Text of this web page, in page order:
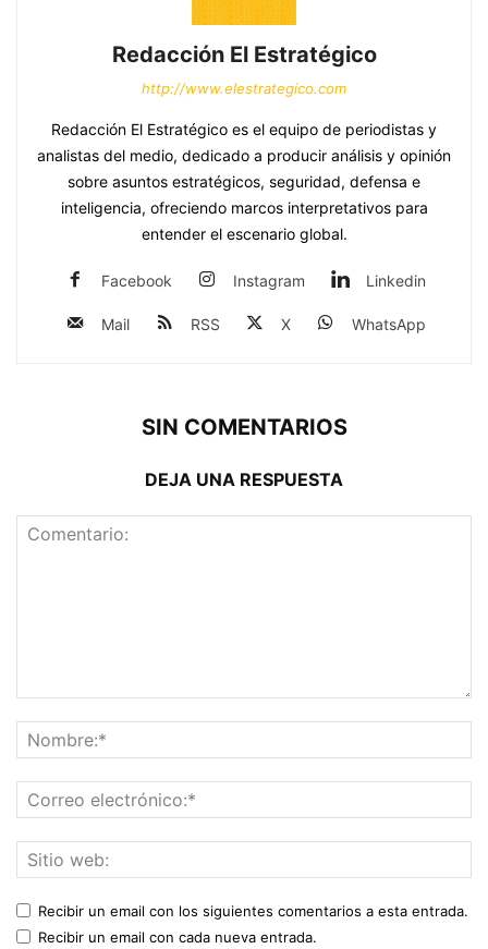
Redacción El Estratégico
http://www.elestrategico.com
Redacción El Estratégico es el equipo de periodistas y
analistas del medio, dedicado a producir análisis y opinión
sobre asuntos estratégicos, seguridad, defensa e
inteligencia, ofreciendo marcos interpretativos para
entender el escenario global.
Facebook Instagram Linkedin
Mail RSS X WhatsApp
SIN COMENTARIOS
DEJA UNA RESPUESTA
Recibir un email con los siguientes comentarios a esta entrada.
Recibir un email con cada nueva entrada.